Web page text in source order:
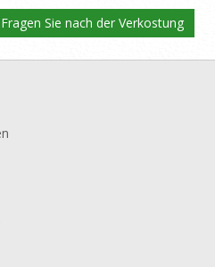
Fragen Sie nach der Verkostung